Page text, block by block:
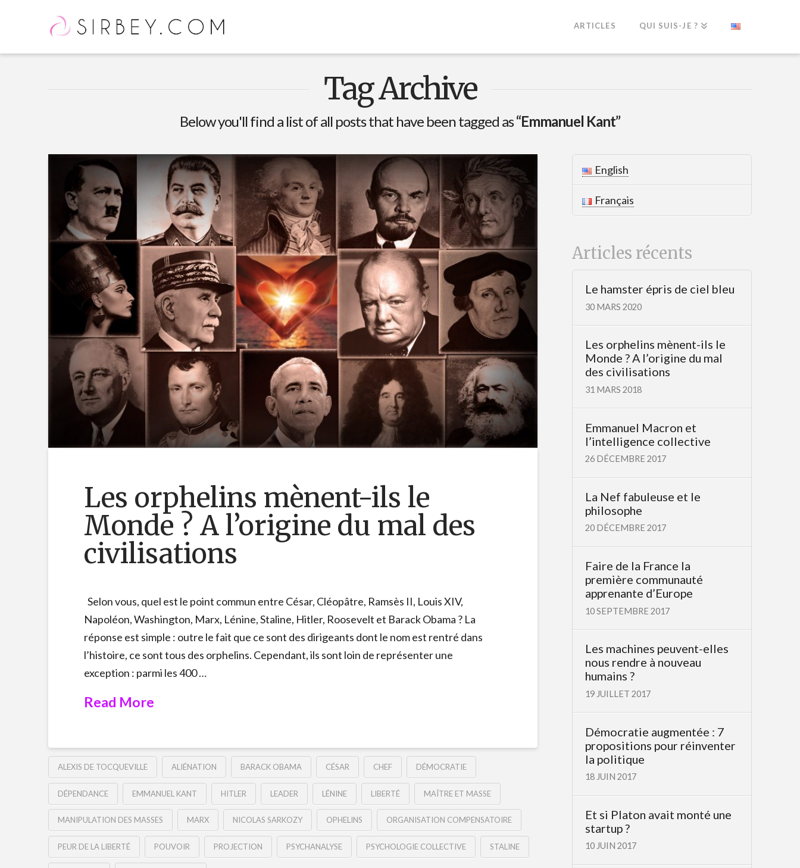
ARTICLES QUI SUIS-JE ?
Tag Archive
Below you'll find a list of all posts that have been tagged as“Emmanuel Kant”
Les orphelins mènent-ils le
Monde ? A l’origine du mal des
civilisations
Selon vous, quel est le point commun entre César, Cléopâtre, Ramsès II, Louis XIV,
Napoléon, Washington, Marx, Lénine, Staline, Hitler, Roosevelt et Barack Obama ? La
réponse est simple : outre le fait que ce sont des dirigeants dont le nom est rentré dans
l’histoire, ce sont tous des orphelins. Cependant, ils sont loin de représenter une
exception : parmi les 400 …
Read More
ALEXIS DE TOCQUEVILLE ALIÉNATION BARACK OBAMA CÉSAR CHEF DÉMOCRATIE
DÉPENDANCE EMMANUEL KANT HITLER LEADER LÉNINE LIBERTÉ MAÎTRE ET MASSE
MANIPULATION DES MASSES MARX NICOLAS SARKOZY OPHELINS ORGANISATION COMPENSATOIRE
PEUR DE LA LIBERTÉ POUVOIR PROJECTION PSYCHANALYSE PSYCHOLOGIE COLLECTIVE STALINE
English
Français
Articles récents
Le hamster épris de ciel bleu
30 MARS 2020
Les orphelins mènent-ils le
Monde ? A l’origine du mal
des civilisations
31 MARS 2018
Emmanuel Macron et
l’intelligence collective
26 DÉCEMBRE 2017
La Nef fabuleuse et le
philosophe
20 DÉCEMBRE 2017
Faire de la France la
première communauté
apprenante d’Europe
10 SEPTEMBRE 2017
Les machines peuvent-elles
nous rendre à nouveau
humains ?
19 JUILLET 2017
Démocratie augmentée : 7
propositions pour réinventer
la politique
18 JUIN 2017
Et si Platon avait monté une
startup ?
10 JUIN 2017